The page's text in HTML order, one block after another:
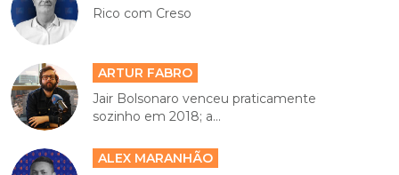
Rico com Creso
ARTUR FABRO
Jair Bolsonaro venceu praticamente
sozinho em 2018; a...
ALEX MARANHÃO